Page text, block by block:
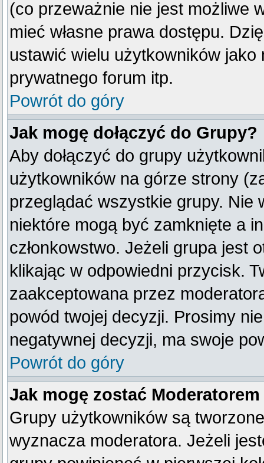
(co przeważnie nie jest możliwe
mieć własne prawa dostępu.
ustawić wielu użytkowników
prywatnego forum itp.
Powrót do góry
Jak mogę dołączyć do Grupy?
Aby dołączyć do grupy
użytkowników na górze strony
przeglądać wszystkie grupy. Nie
niektóre mogą być zamknięte a
członkowstwo. Jeżeli grupa jest
klikając w odpowiedni przycisk.
zaakceptowana przez
powód twojej decyzji. Prosimy
negatywnej decyzji, ma swoje
Powrót do góry
Jak mogę zostać
Grupy użytkowników są
wyznacza moderatora. Jeżeli